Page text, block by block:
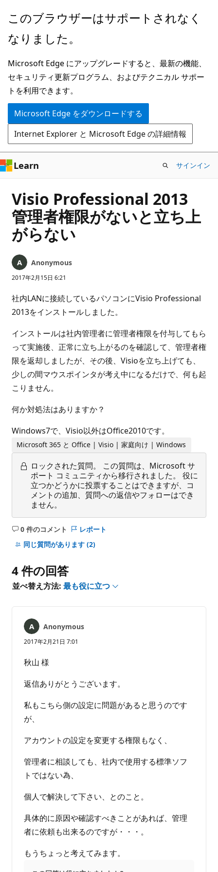
メ
ン
ン
テ
ン
ツ
に
ス
キ
ッ
プ
このブラウザーはサポートされなく
なりました。
Microsoft Edge にアップグレードすると、最新の機能、
セキュリティ更新プログラム、およびテクニカル サポー
トを利用できます。
Microsoft Edge をダウンロードする
Internet Explorer と Microsoft Edge の詳細情報
Learn サインイン
Visio Professional 2013
管理者権限がないと立ち上
がらない
Anonymous
2017年2月15日 6:21
社内LANに接続しているパソコンにVisio Professional
2013をインストールしました。
インストールは社内管理者に管理者権限を付与してもら
って実施後、正常に立ち上がるのを確認して、管理者権
限を返却しましたが、その後、Visioを立ち上げても、
少しの間マウスポインタが考え中になるだけで、何も起
こりません。
何か対処法はありますか？
Windows7で、Visio以外はOffice2010です。
Microsoft 365 と Office | Visio | 家庭向け | Windows
ロックされた質問。
この質問は、Microsoft サ
ポート コミュニティから移行されました。 役に
立つかどうかに投票することはできますが、コ
メントの追加、質問への返信やフォローはでき
ません。
0 件のコメント
コ
メ
は
あ
ま
ん
レポート
同じ質問があります (2)
4 件の回答
並べ替え方法: 最も役に立つ
Anonymous
2017年2月21日 7:01
秋山 様
返信ありがとうございます。
私もこちら側の設定に問題があると思うのです
が、
アカウントの設定を変更する権限もなく、
管理者に相談しても、社内で使用する標準ソフ
トではない為、
個人で解決して下さい、とのこと。
具体的に原因や確認すべきことがあれば、管理
者に依頼も出来るのですが・・・。
もうちょっと考えてみます。